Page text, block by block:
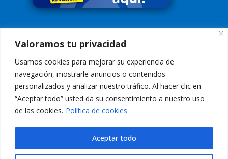
Valoramos tu privacidad
Usamos cookies para mejorar su experiencia de
navegación, mostrarle anuncios o contenidos
personalizados y analizar nuestro tráfico. Al hacer clic en
“Aceptar todo” usted da su consentimiento a nuestro uso
de las cookies. Política de cookies
Aceptar todo
Síguenos en
Conoce nuestra Política de Tratamiento de DatosAquí
Aviso de Privacidad:El uso de esta página web y sus servicios, es
indicación de aceptación de losTérminos de Uso